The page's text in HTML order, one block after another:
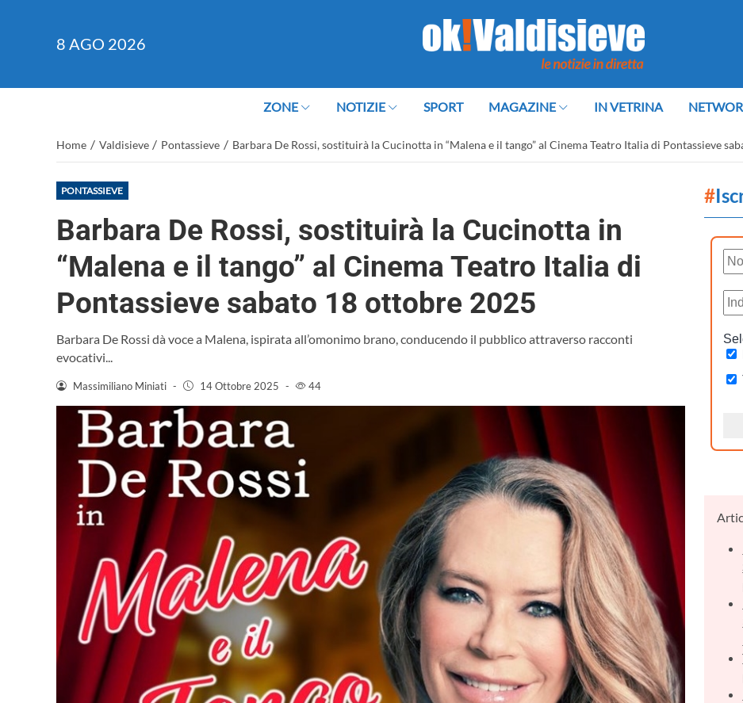
8 AGO 2026
ZONE NOTIZIE SPORT MAGAZINE IN VETRINA
Home / Valdisieve / Pontassieve / Barbara De Rossi, sostituirà la Cucinotta in “Malena e il tango” al Cinema Teatro Italia di Pontassieve
PONTASSIEVE
Barbara De Rossi, sostituirà la Cucinotta in
“Malena e il tango” al Cinema Teatro Italia di
Pontassieve sabato 18 ottobre 2025
Barbara De Rossi dà voce a Malena, ispirata all’omonimo brano, conducendo il pubblico attraverso racconti
evocativi...
Massimiliano Miniati - 14 Ottobre 2025 - 44
#